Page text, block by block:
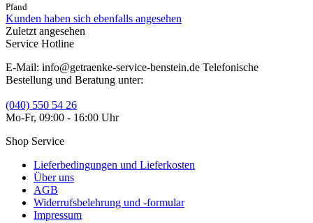
Pfand
Kunden haben sich ebenfalls angesehen
Zuletzt angesehen
Service Hotline
E-Mail: info@getraenke-service-benstein.de Telefonische
Bestellung und Beratung unter:
(040) 550 54 26
Mo-Fr, 09:00 - 16:00 Uhr
Shop Service
Lieferbedingungen und Lieferkosten
Über uns
AGB
Widerrufsbelehrung und -formular
Impressum